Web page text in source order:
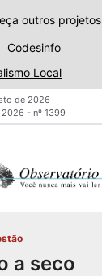
outros projetos
Codesinfo
Local
de 2026
- nº 1399
a seco